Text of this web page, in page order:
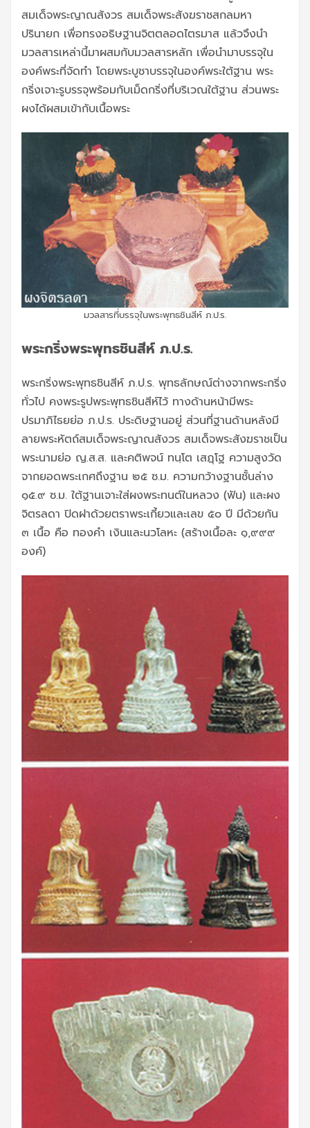
สมเด็จพระญาณสังวร สมเด็จพระสังฆราชสกลมหา
ปรินายก เพื่อทรงอธิษฐานจิตตลอดไตรมาส แล้วจึงนำ
มวลสารเหล่านี้มาผสมกับมวลสารหลัก เพื่อนำมาบรรจุใน
องค์พระที่จัดทำ โดยพระบูชาบรรจุในองค์พระใต้ฐาน พระ
กริ่งเจาะรูบรรจุพร้อมกับเม็ดกริ่งที่บริเวณใต้ฐาน ส่วนพระ
ผงได้ผสมเข้ากับเนื้อพระ
มวลสารที่บรรจุในพระพุทธชินสีห์ ภ.ป.ร.
พระกริ่งพระพุทธชินสีห์ ภ.ป.ร.
พระกริ่งพระพุทธชินสีห์ ภ.ป.ร. พุทธลักษณ์ต่างจากพระกริ่ง
ทั่วไป คงพระรูปพระพุทธชินสีห์ไว้ ทางด้านหน้ามีพระ
ปรมาภิไธยย่อ ภ.ป.ร. ประดิษฐานอยู่ ส่วนที่ฐานด้านหลังมี
ลายพระหัตถ์สมเด็จพระญาณสังวร สมเด็จพระสังฆราชเป็น
พระนามย่อ ญ.ส.ส. และคติพจน์ ทนฺโต เสฎฺโฐ ความสูงวัด
จากยอดพระเกศถึงฐาน ๒๕ ซ.ม. ความกว้างฐานชั้นล่าง
๑๕.๙ ซ.ม. ใต้ฐานเจาะใส่ผงพระทนต์ในหลวง (ฟัน) และผง
จิตรลดา ปิดฝาด้วยตราพระเกี้ยวและเลข ๕๐ ปี มีด้วยกัน
๓ เนื้อ คือ ทองคำ เงินและนวโลหะ (สร้างเนื้อละ ๑,๙๙๙
องค์)